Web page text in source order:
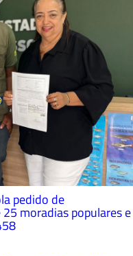
pedido de
moradias populares e